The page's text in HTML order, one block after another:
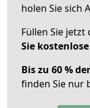
holen Sie sich
Füllen Sie
Sie
Bis zu 60 %
finden Sie nur